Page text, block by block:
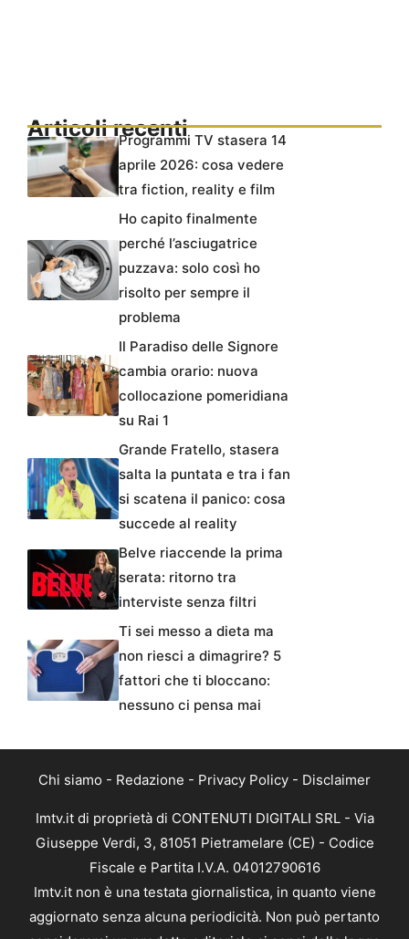
Articoli recentiProgrammi TV stasera 14
aprile 2026: cosa vedere
tra fiction, reality e film
Ho capito finalmente
perché l’asciugatrice
puzzava: solo così ho
risolto per sempre il
problema
Il Paradiso delle Signore
cambia orario: nuova
collocazione pomeridiana
su Rai 1
Grande Fratello, stasera
salta la puntata e tra i fan
si scatena il panico: cosa
succede al reality
Belve riaccende la prima
serata: ritorno tra
interviste senza filtri
Ti sei messo a dieta ma
non riesci a dimagrire? 5
fattori che ti bloccano:
nessuno ci pensa mai
Chi siamo - Redazione - Privacy Policy - Disclaimer
Imtv.it di proprietà di CONTENUTI DIGITALI SRL - Via
Giuseppe Verdi, 3, 81051 Pietramelare (CE) - Codice
Fiscale e Partita I.V.A. 04012790616
Imtv.it non è una testata giornalistica, in quanto viene
aggiornato senza alcuna periodicità. Non può pertanto